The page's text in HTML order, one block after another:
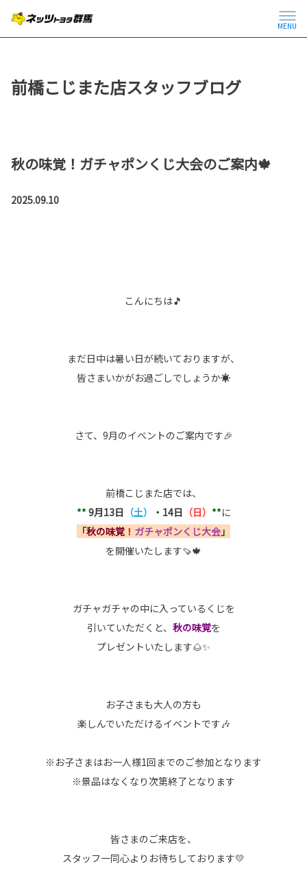
MENU
前橋こじまた店スタッフブログ
秋の味覚！ガチャポンくじ大会のご案内🍁
2025.09.10
こんにちは🎵
まだ日中は暑い日が続いておりますが、
皆さまいかがお過ごしでしょうか☀️
さて、9月のイベントのご案内です🎉
前橋こじまた店では、
**9月13日 （土） ・14日 （日） **に
「秋の味覚 ！ ガチャポンくじ大会」
を開催いたします🍠🍁
ガチャガチャの中に入っているくじを
引いていただくと、 秋の味覚を
プレゼントいたします🌰✨
お子さまも大人の方も
楽しんでいただけるイベントです🎶
※お子さまはお一人様1回までのご参加となります
※景品はなくなり次第終了となります
皆さまのご来店を、
スタッフ一同心よりお待ちしております💛